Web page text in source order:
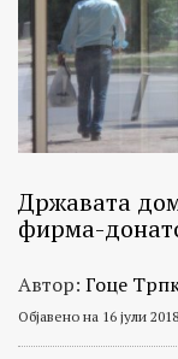
Државата
фирма-
Автор: Гоце
Објавено на 16 јули